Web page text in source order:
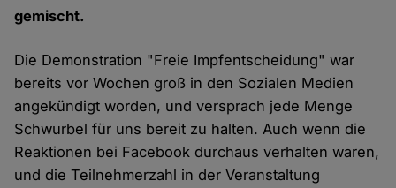
gemischt.
Die Demonstration "Freie Impfentscheidung" war
bereits vor Wochen groß in den Sozialen Medien
angekündigt worden, und versprach jede Menge
Schwurbel für uns bereit zu halten. Auch wenn die
Reaktionen bei Facebook durchaus verhalten waren,
und die Teilnehmerzahl in der Veranstaltung